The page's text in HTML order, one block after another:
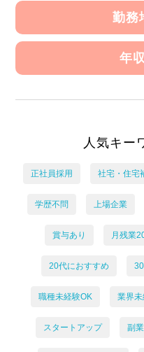
勤務
年収
人気キー
正社員採用 社宅・住宅
学歴不問 上場企業
賞与あり 月残業
20代におすすめ
職種未経験OK 業界
スタートアップ 副